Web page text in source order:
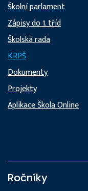
Školní parlament
Zápisy do 1. tříd
Školská rada
KRPŠ
Dokumenty
Projekty
Aplikace Škola Online
Ročníky